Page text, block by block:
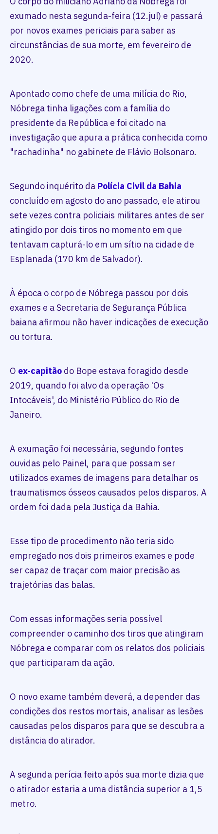
exumado nesta segunda-feira (12.jul) e passará
por novos exames periciais para saber as
circunstâncias de sua morte, em fevereiro de
2020.
Apontado como chefe de uma milícia do Rio,
Nóbrega tinha ligações com a família do
presidente da República e foi citado na
investigação que apura a prática conhecida como
"rachadinha" no gabinete de Flávio Bolsonaro.
Segundo inquérito da Polícia Civil da Bahia
concluído em agosto do ano passado, ele atirou
sete vezes contra policiais militares antes de ser
atingido por dois tiros no momento em que
tentavam capturá-lo em um sítio na cidade de
Esplanada (170 km de Salvador).
À época o corpo de Nóbrega passou por dois
exames e a Secretaria de Segurança Pública
baiana afirmou não haver indicações de execução
ou tortura.
O ex-capitão do Bope estava foragido desde
2019, quando foi alvo da operação 'Os
Intocáveis', do Ministério Público do Rio de
Janeiro.
A exumação foi necessária, segundo fontes
ouvidas pelo Painel, para que possam ser
utilizados exames de imagens para detalhar os
traumatismos ósseos causados pelos disparos. A
ordem foi dada pela Justiça da Bahia.
Esse tipo de procedimento não teria sido
empregado nos dois primeiros exames e pode
ser capaz de traçar com maior precisão as
trajetórias das balas.
Com essas informações seria possível
compreender o caminho dos tiros que atingiram
Nóbrega e comparar com os relatos dos policiais
que participaram da ação.
O novo exame também deverá, a depender das
condições dos restos mortais, analisar as lesões
causadas pelos disparos para que se descubra a
distância do atirador.
A segunda perícia feito após sua morte dizia que
o atirador estaria a uma distância superior a 1,5
metro.